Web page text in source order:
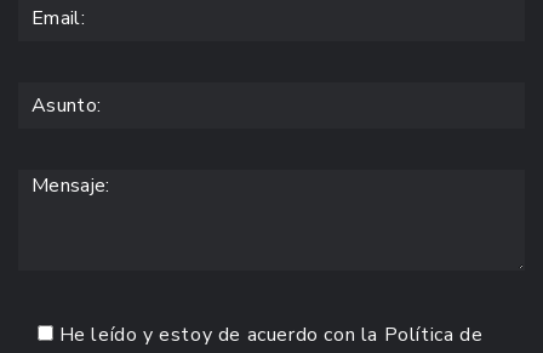
He leído y estoy de acuerdo con la Política de